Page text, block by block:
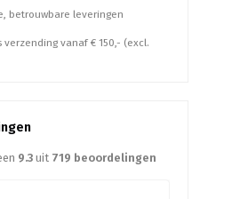
betrouwbare leveringen
verzending vanaf € 150,- (excl.
9.3 uit 719 beoordelingen